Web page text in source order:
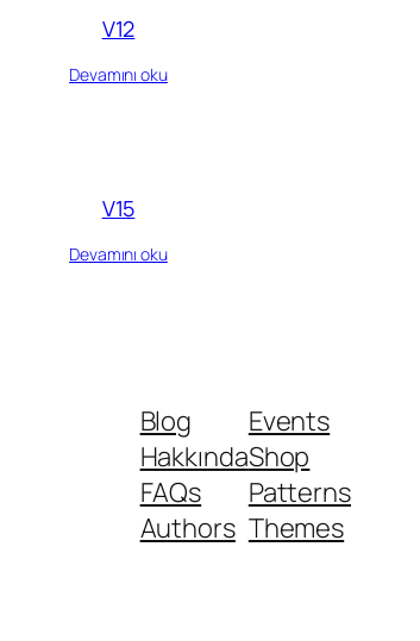
V12
Devamını oku
V15
Devamını oku
Blog
Hakkında
FAQs
Authors
Events
Shop
Patterns
Themes